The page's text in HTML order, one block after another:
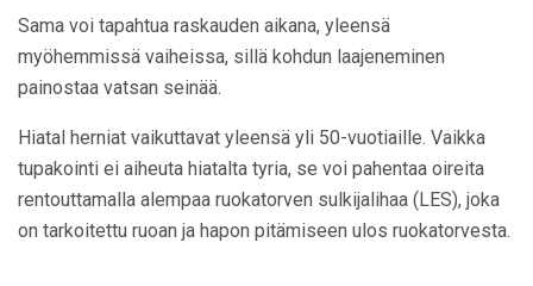
Sama voi tapahtua raskauden aikana, yleensä
myöhemmissä vaiheissa, sillä kohdun laajeneminen
painostaa vatsan seinää.
Hiatal herniat vaikuttavat yleensä yli 50-vuotiaille. Vaikka
tupakointi ei aiheuta hiatalta tyria, se voi pahentaa oireita
rentouttamalla alempaa ruokatorven sulkijalihaa (LES), joka
on tarkoitettu ruoan ja hapon pitämiseen ulos ruokatorvesta.